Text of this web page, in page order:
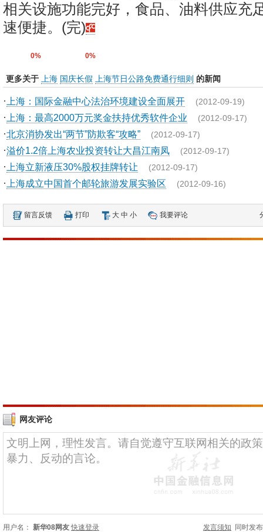
相关设施功能完好，食品、油料供应充
速便捷。(完)
0% 0%
更多关于 上海 国庆长假 上海节日公路免费通行细则 的新闻
· 上海：国际金融中心法治环境建设全面展开 (2012-09-19)
· 上海：最高2000万元奖金扶持优秀软件企业 (2012-09-17)
·北京消协发出“两节”防欺客“攻略” (2012-09-17)
·溢价1.2倍上海农业投资转让大昌江南凤 (2012-09-17)
· 上海立新液压30%股权挂牌转让 (2012-09-17)
· 上海成立中国首个邮轮旅游发展实验区 (2012-09-16)
留言反馈 打印 大 中 小 我要评论
网友评论
用户名： 新华08网友 快速登录 发言须知 同时发